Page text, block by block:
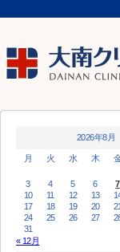
2026年8月
月 火 水 木
3
4 5 6 7
10
11 12 13
17
18 19 20 21
24
25 26 27
31
« 12月